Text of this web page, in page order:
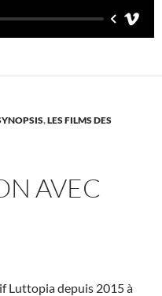
,LES FILMS DES
AVEC
Luttopia depuis 2015 à